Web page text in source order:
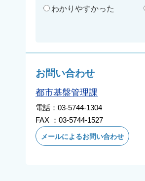
わかりやすかった
お問い合わせ
都市基盤管理課
電話：03-5744-1304
FAX ：03-5744-1527
メールによるお問い合わせ